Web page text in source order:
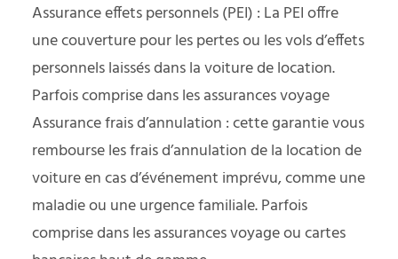
Assurance effets personnels (PEI) : La PEI offre
une couverture pour les pertes ou les vols d’effets
personnels laissés dans la voiture de location.
Parfois comprise dans les assurances voyage
Assurance frais d’annulation : cette garantie vous
rembourse les frais d’annulation de la location de
voiture en cas d’événement imprévu, comme une
maladie ou une urgence familiale. Parfois
comprise dans lesassurances voyageoucartes